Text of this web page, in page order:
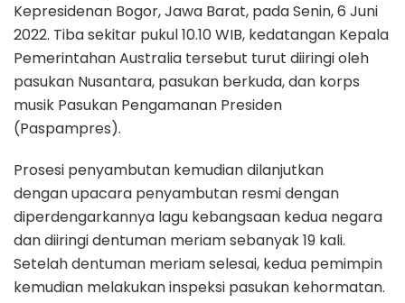
Kepresidenan Bogor, Jawa Barat, pada Senin, 6 Juni
2022. Tiba sekitar pukul 10.10 WIB, kedatangan Kepala
Pemerintahan Australia tersebut turut diiringi oleh
pasukan Nusantara, pasukan berkuda, dan korps
musik Pasukan Pengamanan Presiden
(Paspampres).
Prosesi penyambutan kemudian dilanjutkan
dengan upacara penyambutan resmi dengan
diperdengarkannya lagu kebangsaan kedua negara
dan diiringi dentuman meriam sebanyak 19 kali.
Setelah dentuman meriam selesai, kedua pemimpin
kemudian melakukan inspeksi pasukan kehormatan.